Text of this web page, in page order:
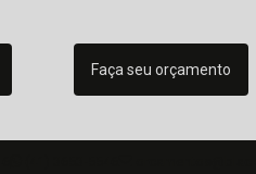
Faça seu orçamento